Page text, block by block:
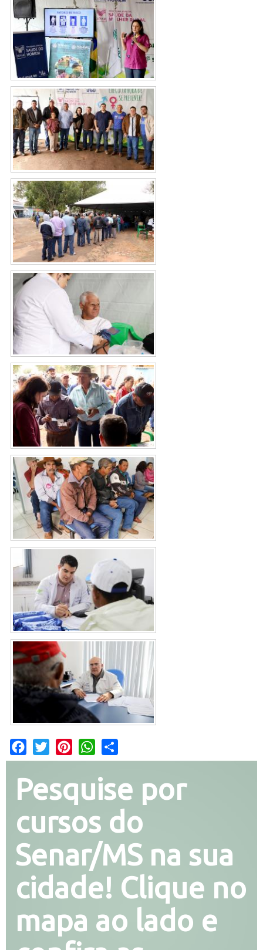
Facebook
Twitter PinterestWhatsApp
Pesquise por
cursos do
Senar/MS na sua
cidade! Clique no
mapa ao lado e